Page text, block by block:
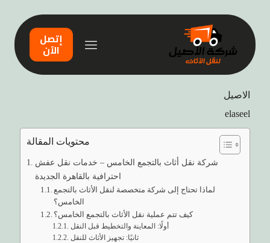
إتصل
الآن
الاصيل
elaseel
محتويات المقالة
شركة نقل أثاث بالتجمع الخامس – خدمات نقل عفش
احترافية بالقاهرة الجديدة
لماذا تحتاج إلى شركة متخصصة لنقل الأثاث بالتجمع
الخامس؟
كيف تتم عملية نقل الأثاث بالتجمع الخامس؟
أولًا: المعاينة والتخطيط قبل النقل
ثانيًا: تجهيز الأثاث للنقل